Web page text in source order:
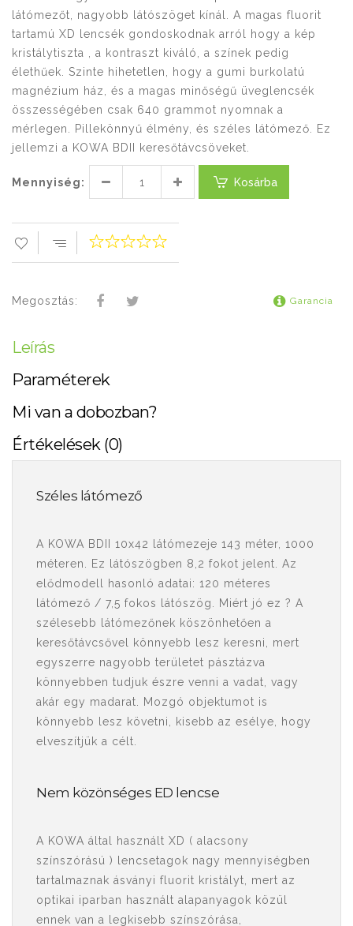
látómezőt, nagyobb látószöget kínál. A magas fluorit
tartamú XD lencsék gondoskodnak arról hogy a kép
kristálytiszta , a kontraszt kiváló, a színek pedig
élethűek. Szinte hihetetlen, hogy a gumi burkolatú
magnézium ház, és a magas minőségű üveglencsék
összességében csak 640 grammot nyomnak a
mérlegen. Pillekönnyű élmény, és széles látómező. Ez
jellemzi a KOWA BDII keresőtávcsöveket.
Mennyiség: Kosárba
Megosztás: Garancia
Leírás
Paraméterek
Mi van a dobozban?
Értékelések (0)
Széles látómező
A KOWA BDII 10x42 látómezeje 143 méter, 1000
méteren. Ez látószögben 8,2 fokot jelent. Az
elődmodell hasonló adatai: 120 méteres
látómező / 7,5 fokos látószög. Miért jó ez ? A
szélesebb látómezőnek köszönhetően a
keresőtávcsővel könnyebb lesz keresni, mert
egyszerre nagyobb területet pásztázva
könnyebben tudjuk észre venni a vadat, vagy
akár egy madarat. Mozgó objektumot is
könnyebb lesz követni, kisebb az esélye, hogy
elveszítjük a célt.
​Nem közönséges ED lencse
A KOWA által használt XD ( alacsony
színszórású ) lencsetagok nagy mennyiségben
tartalmaznak ásványi fluorit kristályt, mert az
optikai iparban használt alapanyagok közül
ennek van a legkisebb színszórása,